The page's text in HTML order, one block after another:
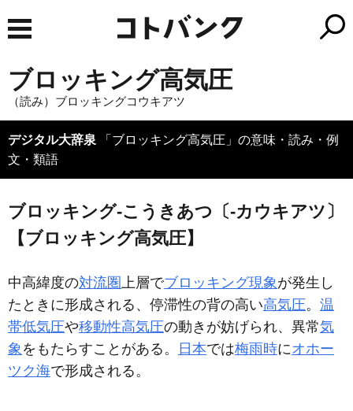
ブロッキング高気圧
（読み）ブロッキングコウキアツ
デジタル大辞泉 「ブロッキング高気圧」の意味・読み・例
文・類語
ブロッキング‐こうきあつ〔‐カウキアツ〕
【ブロッキング高気圧】
中高緯度の対流圏上層でブロッキング現象が発生し
たときに形成される、停滞性の背の高い高気圧。 温
帯低気圧や移動性高気圧の動きが妨げられ、異常気
象をもたらすことがある。 日本では梅雨時にオホー
ツク海で形成される。